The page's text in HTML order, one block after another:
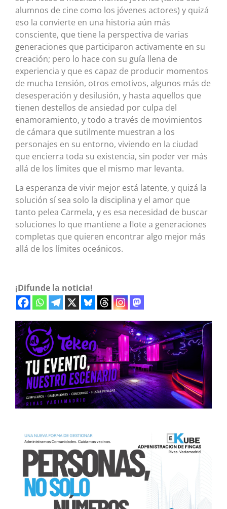
alumnos de cine como los jóvenes actores) y quizá
eso la convierte en una historia aún más
consciente, que tiene la perspectiva de varias
generaciones que participaron activamente en su
creación; pero lo hace con su guía llena de
experiencia y que es capaz de producir momentos
de mucha tensión, otros emotivos, algunos más de
desesperación y desilusión, y hasta aquellos que
tienen destellos de ansiedad por culpa del
enamoramiento, y todo a través de movimientos
de cámara que sutilmente muestran a los
personajes en su entorno, viviendo en la ciudad
que encierra toda su existencia, sin poder ver más
allá de los límites que el mismo mar levanta.
La esperanza de vivir mejor está latente, y quizá la
solución sí sea solo la disciplina y el amor que
tanto pelea Carmela, y es esa necesidad de buscar
soluciones lo que mantiene a flote a generaciones
completas que quieren encontrar algo mejor más
allá de los límites oceánicos.
¡Difunde la noticia!